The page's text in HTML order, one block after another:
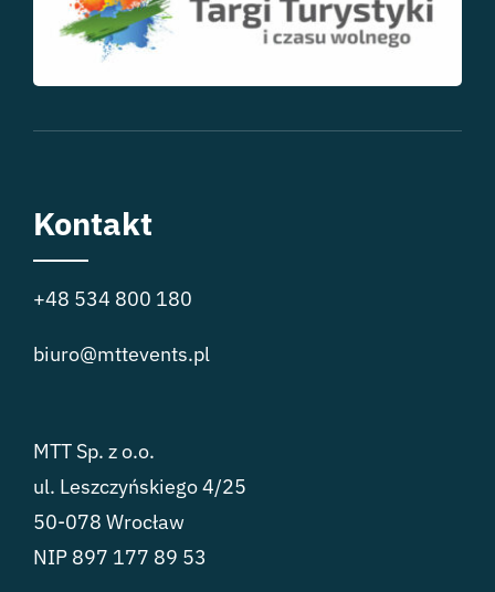
Kontakt
+48 534 800 180
biuro@mttevents.pl
MTT Sp. z o.o.
ul. Leszczyńskiego 4/25
50-078 Wrocław
NIP 897 177 89 53